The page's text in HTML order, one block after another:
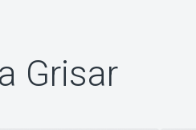
Grisar